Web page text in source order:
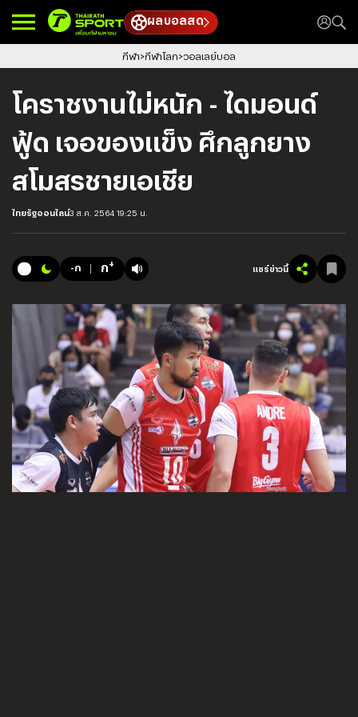
ผลบอลสด
กีฬา กีฬาโลก วอลเลย์บอล
โคราชงานไม่หนัก - ไดมอนด์
ฟู้ด เจอของแข็ง ศึกลูกยาง
สโมสรชายเอเชีย
ไทยรัฐออนไลน์3 ส.ค. 2564 19:25 น.
-ก ก+ แชร์ข่าวนี้